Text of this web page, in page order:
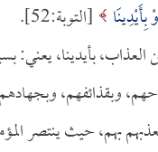
[التوبة:52].
العذاب، بأيدينا، يعني:
وبقذائفهم، وبجهادهم،
بهم، حيث ينتصر